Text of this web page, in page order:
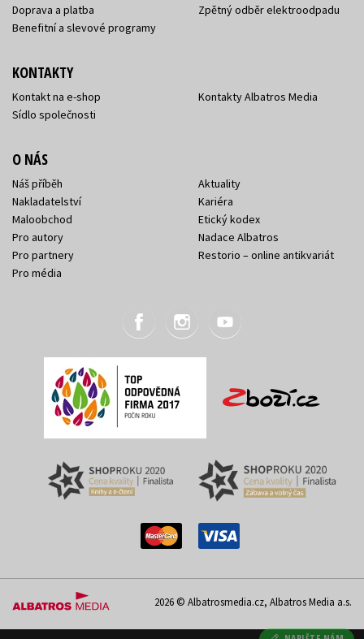
Doprava a platba
Benefitní a slevové programy
Zpětný odběr elektroodpadu
KONTAKTY
Kontakt na e-shop
Sídlo společnosti
Kontakty Albatros Media
O NÁS
Náš příběh
Nakladatelství
Maloobchod
Pro autory
Pro partnery
Pro média
Aktuality
Kariéra
Etický kodex
Nadace Albatros
Restorio – online antikvariát
2026 © Albatrosmedia.cz, Albatros Media a.s.